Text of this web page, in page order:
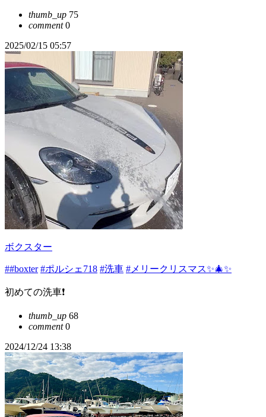
thumb_up 75
comment0
2025/02/15 05:57
ボクスター
##boxter #ポルシェ718 #洗車 #メリークリスマス✨🎄✨
初めての洗車❗️
thumb_up 68
comment0
2024/12/24 13:38